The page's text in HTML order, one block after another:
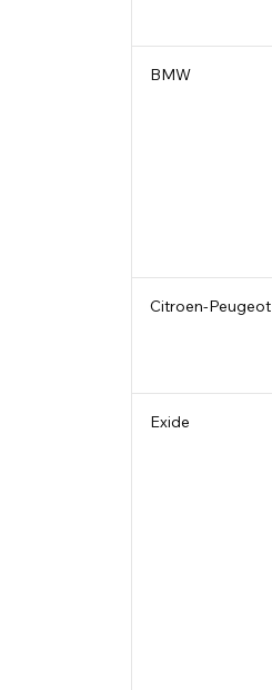
BMW
Citroen-Peugeot
Exide